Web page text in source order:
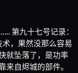
第九十七号记录：
，果然没那么容易
就坠落了，是功率
自烬城的部件。